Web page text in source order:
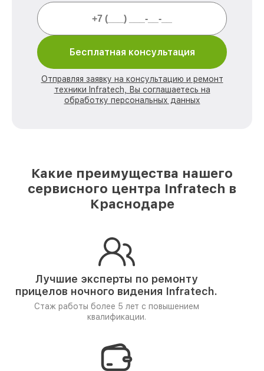
Бесплатная консультация
Отправляя заявку на консультацию и ремонт
техники Infratech, Вы соглашаетесь на
обработку персональных данных
Какие преимущества нашего
сервисного центра Infratech в
Краснодаре
Лучшие эксперты по ремонту
прицелов ночного видения Infratech.
Стаж работы более 5 лет с повышением
квалификации.